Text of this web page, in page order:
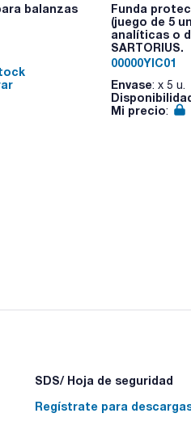
balanzas
Funda
(juego de 5
analíticas o
SARTORIUS.
00000YIC01
Envase: x 5 u.
Mi precio:
SDS/ Hoja de seguridad
Regístrate para